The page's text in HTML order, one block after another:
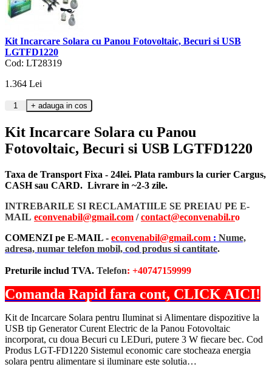
Kit Incarcare Solara cu Panou Fotovoltaic, Becuri si USB
LGTFD1220
Cod: LT28319
1.364 Lei
Kit Incarcare Solara cu Panou
Fotovoltaic, Becuri si USB LGTFD1220
Taxa de Transport Fixa - 24lei. Plata ramburs la curier Cargus,
CASH sau CARD. Livrare in ~2-3 zile.
INTREBARILE SI RECLAMATIILE SE PREIAU PE E-
MAIL econvenabil@gmail.com /contact@econvenabil.ro
COMENZI pe E-MAIL - econvenabil@gmail.com : Nume,
adresa, numar telefon mobil, cod produs si cantitate.
Preturile includ TVA. Telefon: +40747159999
Comanda Rapid fara cont, CLICK AICI!
Kit de Incarcare Solara pentru Iluminat si Alimentare dispozitive la
USB tip Generator Curent Electric de la Panou Fotovoltaic
incorporat, cu doua Becuri cu LEDuri, putere 3 W fiecare bec. Cod
Produs LGT-FD1220 Sistemul economic care stocheaza energia
solara pentru alimentare si iluminare este solutia…